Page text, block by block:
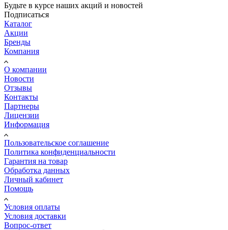
Будьте в курсе наших акций и новостей
Подписаться
Каталог
Акции
Бренды
Компания
О компании
Новости
Отзывы
Контакты
Партнеры
Лицензии
Информация
Пользовательское соглашение
Политика конфиденциальности
Гарантия на товар
Обработка данных
Личный кабинет
Помощь
Условия оплаты
Условия доставки
Вопрос-ответ